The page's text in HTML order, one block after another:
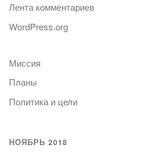
Лента комментариев
WordPress.org
Миссия
Планы
Политика и цели
НОЯБРЬ 2018